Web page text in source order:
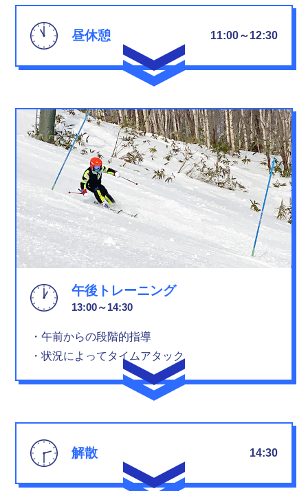
ホーム
4つの特徴
育つメソッド
1日のトレーニングの流れ
コース紹介
お問い合わせ
よくあるご質問
昼休憩 11:00～12:30
午後トレーニング
13:00～14:30
・午前からの段階的指導
・状況によってタイムアタック
解散 14:30